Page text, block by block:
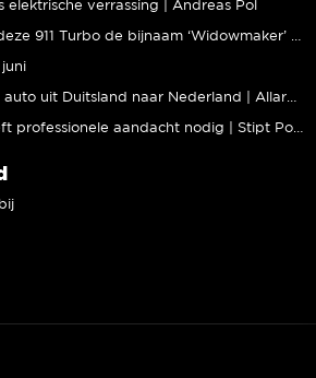
elektrische verrassing | Andreas Pol